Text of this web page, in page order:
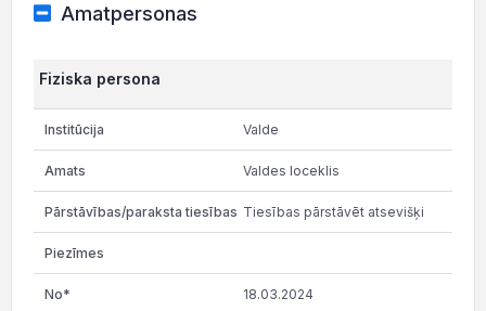
Amatpersonas
Fiziska persona
Valde
Valdes loceklis
Tiesības pārstāvēt atsevišķi
18.03.2024